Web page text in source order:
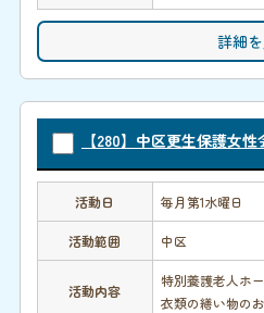
詳細
【280】中区更生保護女
活動日 毎月第1水曜日
活動範囲 中区
活動内容
特別養護老人ホ
衣類の繕い物の